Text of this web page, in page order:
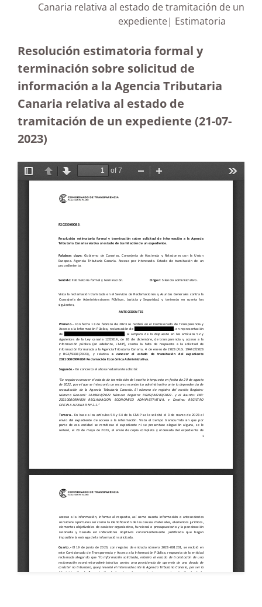
Canaria relativa al estado de tramitación de un
expediente| Estimatoria
Resolución estimatoria formal y
terminación sobre solicitud de
información a la Agencia Tributaria
Canaria relativa al estado de
tramitación de un expediente (21-07-
2023)